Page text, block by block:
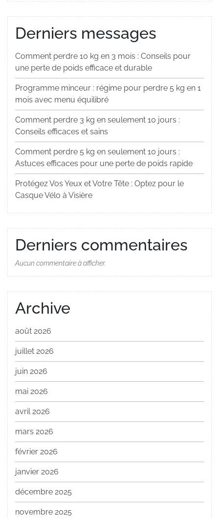
Derniers messages
Comment perdre 10 kg en 3 mois : Conseils pour
une perte de poids efficace et durable
Programme minceur : régime pour perdre 5 kg en 1
mois avec menu équilibré
Comment perdre 3 kg en seulement 10 jours :
Conseils efficaces et sains
Comment perdre 5 kg en seulement 10 jours :
Astuces efficaces pour une perte de poids rapide
Protégez Vos Yeux et Votre Tête : Optez pour le
Casque Vélo à Visière
Derniers commentaires
Aucun commentaire à afficher.
Archive
août 2026
juillet 2026
juin 2026
mai 2026
avril 2026
mars 2026
février 2026
janvier 2026
décembre 2025
novembre 2025